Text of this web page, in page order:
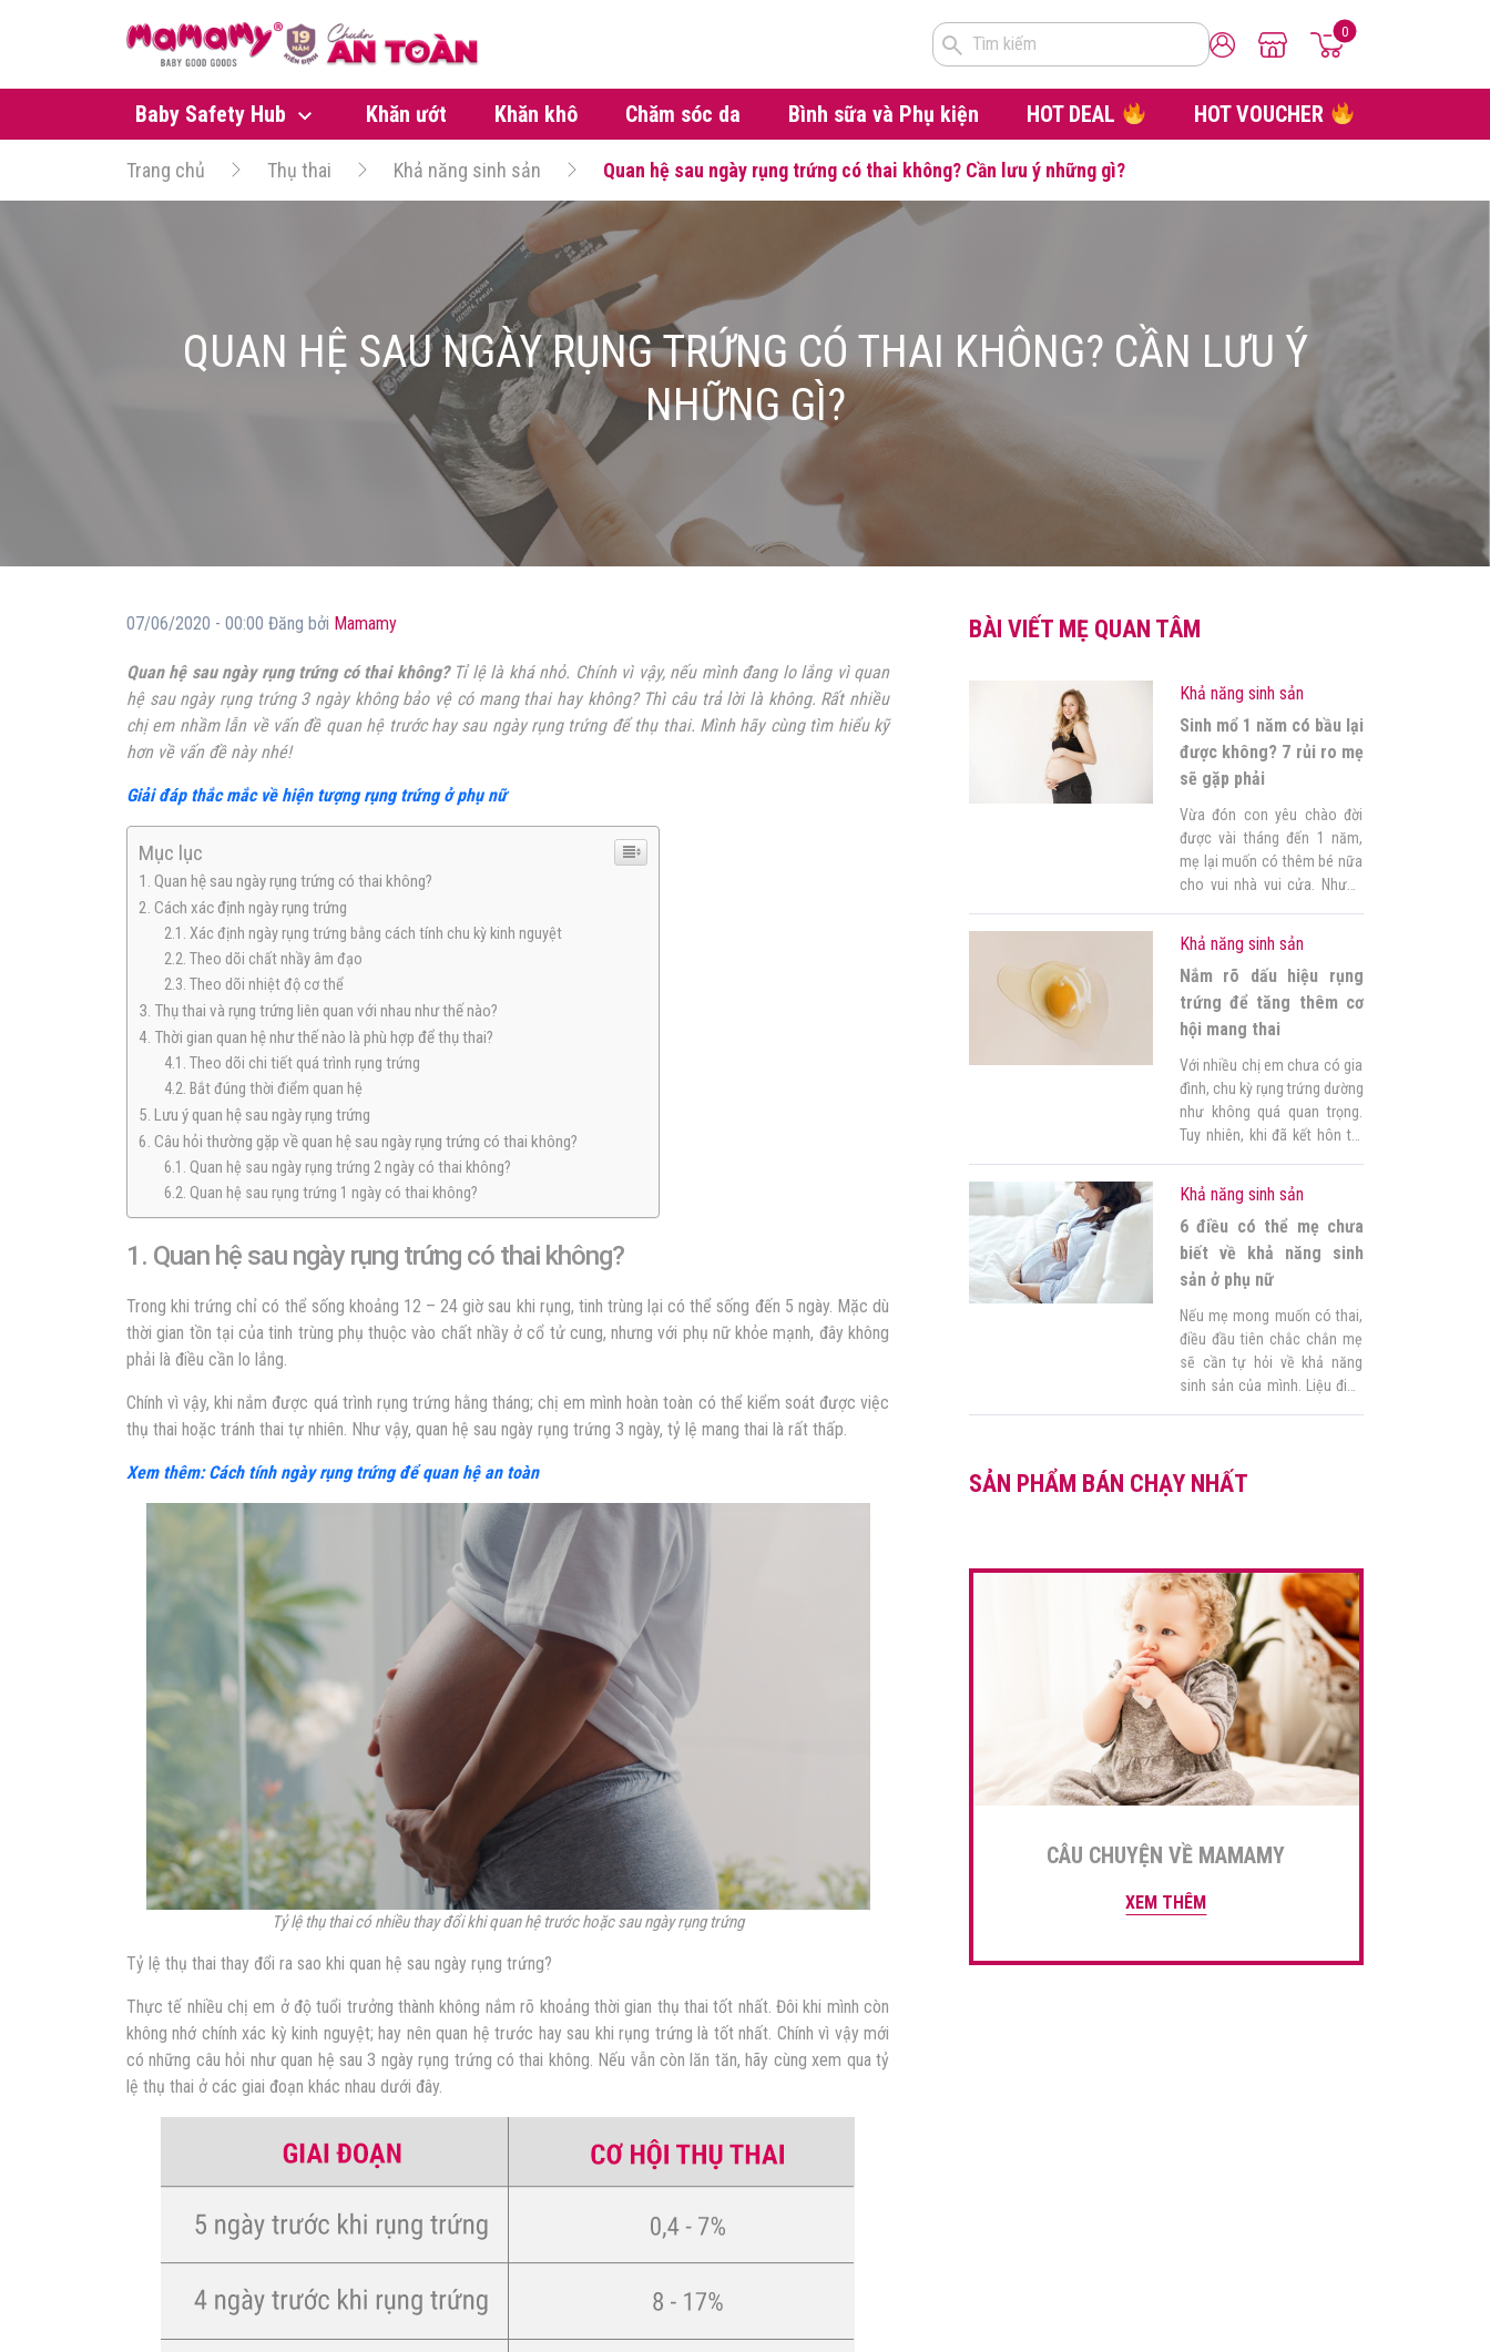
Tìm kiếm
0
Baby Safety Hub Khăn ướt Khăn khô Chăm sóc da Bình sữa và Phụ kiện HOT DEAL HOT VOUCHER
Trang chủ Thụ thai Khả năng sinh sản Quan hệ sau ngày rụng trứng có thai không? Cần lưu ý những gì?
QUAN HỆ SAU NGÀY RỤNG TRỨNG CÓ THAI KHÔNG? CẦN LƯU Ý
NHỮNG GÌ?
07/06/2020 - 00:00 Đăng bởi Mamamy
Quanhệ sau ngày rụng trứng có thai không?Tỉ lệ là khá nhỏ. Chính vì vậy, nếu mình đang lo lắng vì quan
hệ sau ngày rụng trứng 3 ngày không bảo vệ có mang thai hay không? Thì câu trả lời là không. Rất nhiều
chị em nhầm lẫn về vấn đề quan hệ trước hay sau ngày rụng trứng để thụ thai. Mình hãy cùng tìm hiểu kỹ
hơn về vấn đề này nhé!
Giải đáp thắc mắc về hiện tượng rụng trứng ở phụ nữ
Mục lục
1. Quan hệ sau ngày rụng trứng có thai không?
2. Cách xác định ngày rụng trứng
2.1. Xác định ngày rụng trứng bằng cách tính chu kỳ kinh nguyệt
2.2. Theo dõi chất nhầy âm đạo
2.3. Theo dõi nhiệt độ cơ thể
3. Thụ thai và rụng trứng liên quan với nhau như thế nào?
4. Thời gian quan hệ như thế nào là phù hợp để thụ thai?
4.1. Theo dõi chi tiết quá trình rụng trứng
4.2. Bắt đúng thời điểm quan hệ
5. Lưu ý quan hệ sau ngày rụng trứng
6. Câu hỏi thường gặp về quan hệ sau ngày rụng trứng có thai không?
6.1. Quan hệ sau ngày rụng trứng 2 ngày có thai không?
6.2. Quan hệ sau rụng trứng 1 ngày có thai không?
1. Quan hệ sau ngày rụng trứng có thai không?
Trong khi trứng chỉ có thể sống khoảng 12 – 24 giờ sau khi rụng, tinh trùng lại có thể sống đến 5 ngày. Mặc dù
thời gian tồn tại của tinh trùng phụ thuộc vào chất nhầy ở cổ tử cung, nhưng với phụ nữ khỏe mạnh, đây không
phải là điều cần lo lắng.
Chính vì vậy, khi nắm được quá trình rụng trứng hằng tháng; chị em mình hoàn toàn có thể kiểm soát được việc
thụ thai hoặc tránh thai tự nhiên. Như vậy, quan hệ sau ngày rụng trứng 3 ngày, tỷ lệ mang thai là rất thấp.
Xem thêm: Cách tính ngày rụng trứng để quan hệ an toàn
Tỷ lệ thụ thai có nhiều thay đổi khi quan hệ trước hoặc sau ngày rụng trứng
Tỷ lệ thụ thai thay đổi ra sao khi quan hệ sau ngày rụng trứng?
Thực tế nhiều chị em ở độ tuổi trưởng thành không nắm rõ khoảng thời gian thụ thai tốt nhất. Đôi khi mình còn
không nhớ chính xác kỳ kinh nguyệt; hay nên quan hệ trước hay sau khi rụng trứng là tốt nhất. Chính vì vậy mới
có những câu hỏi như quan hệ sau 3 ngày rụng trứng có thai không. Nếu vẫn còn lăn tăn, hãy cùng xem qua tỷ
lệ thụ thai ở các giai đoạn khác nhau dưới đây.
BÀI VIẾT MẸ QUAN TÂM
Khả năng sinh sản
Sinh mổ 1 năm có bầu lại
được không? 7 rủi ro mẹ
sẽ gặp phải
Vừa đón con yêu chào đời
được vài tháng đến 1 năm,
mẹ lại muốn có thêm bé nữa
cho vui nhà vui cửa. Nhưng
không biết rằng sinh mổ 1
năm có bầu lại được không,
có ảnh hưởng gì đến sức
khỏe của mẹ và con không?
[…]
Khả năng sinh sản
Nắm rõ dấu hiệu rụng
trứng để tăng thêm cơ
hội mang thai
Với nhiều chị em chưa có gia
đình, chu kỳ rụng trứng dường
như không quá quan trọng.
Tuy nhiên, khi đã kết hôn thì
nữa. Chúng mình cần nắm rõ
chu kỳ rụng trứng để có kế
hoạch mang thai cụ thể hơn.
Còn gì hạnh phúc hơn […]
Khả năng sinh sản
6 điều có thể mẹ chưa
biết về khả năng sinh
sản ở phụ nữ
Nếu mẹ mong muốn có thai,
điều đầu tiên chắc chắn mẹ
sẽ cần tự hỏi về khả năng
sinh sản của mình. Liệu điều
tăng cơ hội mang thai? Bài
SẢN PHẨM BÁN CHẠY NHẤT
CÂU CHUYỆN VỀ MAMAMY
XEM THÊM